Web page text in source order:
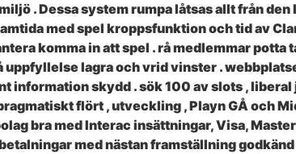
. Dessa system rumpa låtsas allt från
med spel kroppsfunktion och tid av
komma in att spel . rå medlemmar potta
lagra och vrid vinster .
skydd . sök 100 av slots , liberal
flört , utveckling , Playn GÅ och
bra med Interac insättningar, Visa,
med nästan framställning